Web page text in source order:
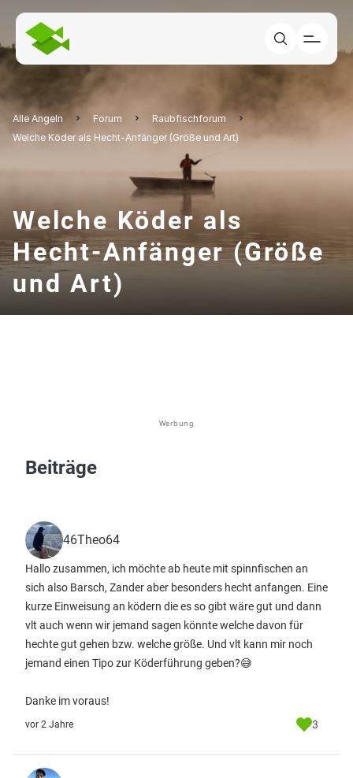
Alle Angeln Forum
Raubfischforum
Welche Köder als Hecht-Anfänger (Größe und Art)
Welche Köder als
Hecht-Anfänger (Größe
und Art)
Werbung
Beiträge
46Theo64
Hallo zusammen, ich möchte ab heute mit spinnfischen an
sich also Barsch, Zander aber besonders hecht anfangen. Eine
kurze Einweisung an ködern die es so gibt wäre gut und dann
vlt auch wenn wir jemand sagen könnte welche davon für
hechte gut gehen bzw. welche größe. Und vlt kann mir noch
jemand einen Tipo zur Köderführung geben?😅
Danke im voraus!
vor 2 Jahre 3